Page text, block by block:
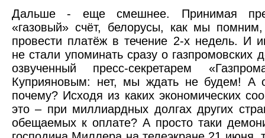
Дальше - еще смешнее. Принимая
«газовый» счёт, белорусы, как мы
провести платёж в течение 2-х недель. И
не стали упоминать сразу о газпромовских
озвученный пресс-секретарем
Куприяновым: нет, мы ждать не будем! А
почему? Исходя из каких экономических
это – при миллиардных долгах других
обещаемых к оплате? А просто таки